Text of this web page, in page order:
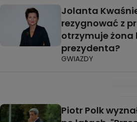
Jolanta
rezygnować z
otrzymuje żona
prezydenta?
GWIAZDY
Piotr Polk